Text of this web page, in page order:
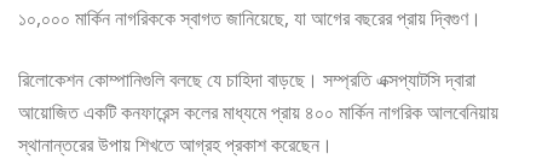
১০,০০০ মার্কিন নাগরিককে স্বাগত জানিয়েছে, যা আগের বছরের প্রায় দ্বিগুণ।
রিলোকেশন কোম্পানিগুলি বলছে যে চাহিদা বাড়ছে। সম্প্রতি এক্সপ্যাটসি দ্বারা
আয়োজিত একটি কনফারেন্স কলের মাধ্যমে প্রায় ৪০০ মার্কিন নাগরিক আলবেনিয়ায়
স্থানান্তরের উপায় শিখতে আগ্রহ প্রকাশ করেছেন।